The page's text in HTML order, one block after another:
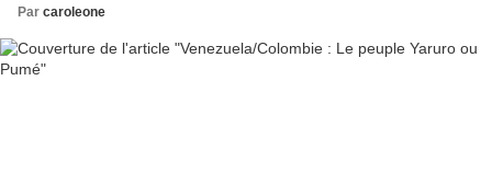
Par caroleone